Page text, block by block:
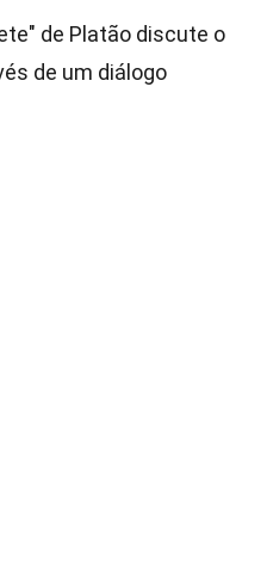
de Platão discute o
de um diálogo